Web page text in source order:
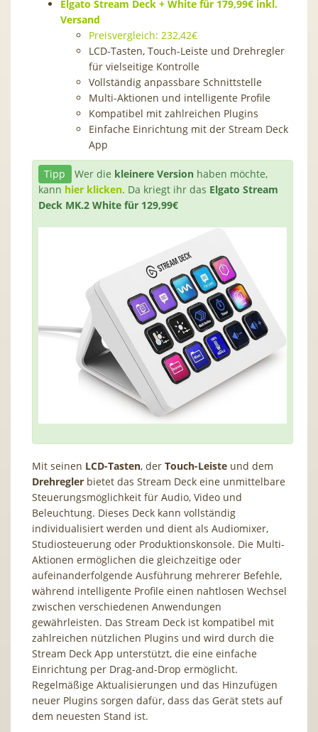
Elgato Stream Deck + White für 179,99€ inkl.
Versand
Preisvergleich: 232,42€
LCD-Tasten, Touch-Leiste und Drehregler
für vielseitige Kontrolle
Vollständig anpassbare Schnittstelle
Multi-Aktionen und intelligente Profile
Kompatibel mit zahlreichen Plugins
Einfache Einrichtung mit der Stream Deck
App
Tipp Wer die kleinere Versionhaben möchte,
kann hier klicken. Da kriegt ihr das Elgato Stream
Deck MK.2 White für 129,99€
Mit seinen LCD-Tasten, der Touch-Leiste und dem
Drehregler bietet das Stream Deck eine unmittelbare
Steuerungsmöglichkeit für Audio, Video und
Beleuchtung. Dieses Deck kann vollständig
individualisiert werden und dient als Audiomixer,
Studiosteuerung oder Produktionskonsole. Die Multi-
Aktionen ermöglichen die gleichzeitige oder
aufeinanderfolgende Ausführung mehrerer Befehle,
während intelligente Profile einen nahtlosen Wechsel
zwischen verschiedenen Anwendungen
gewährleisten. Das Stream Deck ist kompatibel mit
zahlreichen nützlichen Plugins und wird durch die
Stream Deck App unterstützt, die eine einfache
Einrichtung per Drag-and-Drop ermöglicht.
Regelmäßige Aktualisierungen und das Hinzufügen
neuer Plugins sorgen dafür, dass das Gerät stets auf
dem neuesten Stand ist.